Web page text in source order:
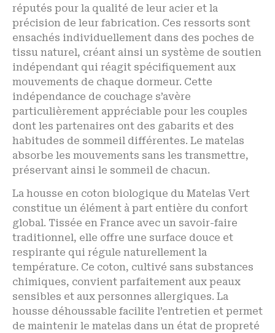
réputés pour la qualité de leur acier et la
précision de leur fabrication. Ces ressorts sont
ensachés individuellement dans des poches de
tissu naturel, créant ainsi un système de soutien
indépendant qui réagit spécifiquement aux
mouvements de chaque dormeur. Cette
indépendance de couchage s’avère
particulièrement appréciable pour les couples
dont les partenaires ont des gabarits et des
habitudes de sommeil différentes. Le matelas
absorbe les mouvements sans les transmettre,
préservant ainsi le sommeil de chacun.
La housse en coton biologique du Matelas Vert
constitue un élément à part entière du confort
global. Tissée en France avec un savoir-faire
traditionnel, elle offre une surface douce et
respirante qui régule naturellement la
température. Ce coton, cultivé sans substances
chimiques, convient parfaitement aux peaux
sensibles et aux personnes allergiques. La
housse déhoussable facilite l’entretien et permet
de maintenir le matelas dans un état de propreté